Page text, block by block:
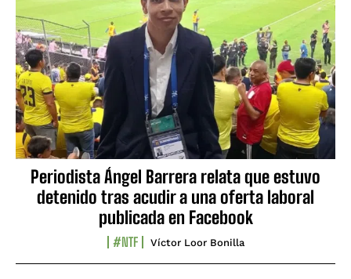
Periodista Ángel Barrera relata que estuvo
detenido tras acudir a una oferta laboral
publicada en Facebook
#NTF Víctor Loor Bonilla